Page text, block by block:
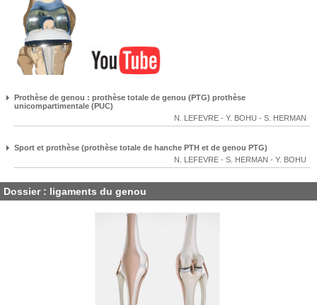
Prothèse de genou : prothèse totale de genou (PTG) prothèse
unicompartimentale (PUC)
N. LEFEVRE - Y. BOHU - S. HERMAN
Sport et prothèse (prothèse totale de hanche PTH et de genou PTG)
N. LEFEVRE - S. HERMAN - Y. BOHU
Dossier : ligaments du genou